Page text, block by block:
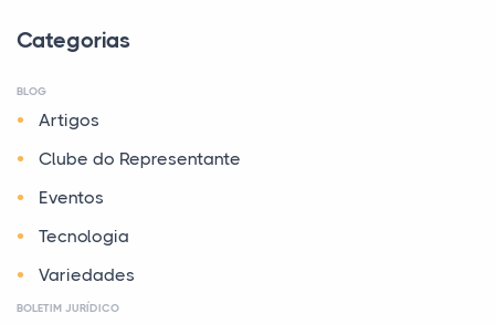
Categorias
BLOG
Artigos
Clube do Representante
Eventos
Tecnologia
Variedades
BOLETIM JURÍDICO